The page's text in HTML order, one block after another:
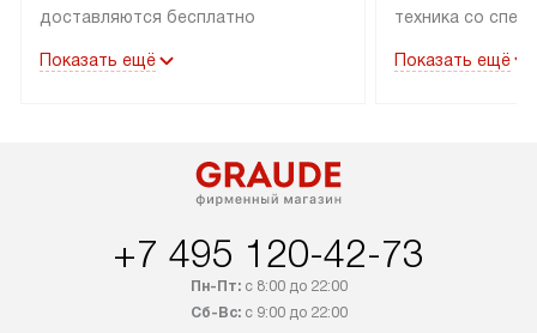
доставляются бесплатно
до подъезда, а выезд за МКАД
могут быть отгружены покупателю
в течение трех дней. Доставка
регионы осуществляется через
100% предоплаты компания
Показать ещё
техника со
наличии
и канализации,
Показать ещё
+7 495 120-42-73
Пн-Пт:с 8:00 до 22:00
Сб-Вс:с 9:00 до 22:00